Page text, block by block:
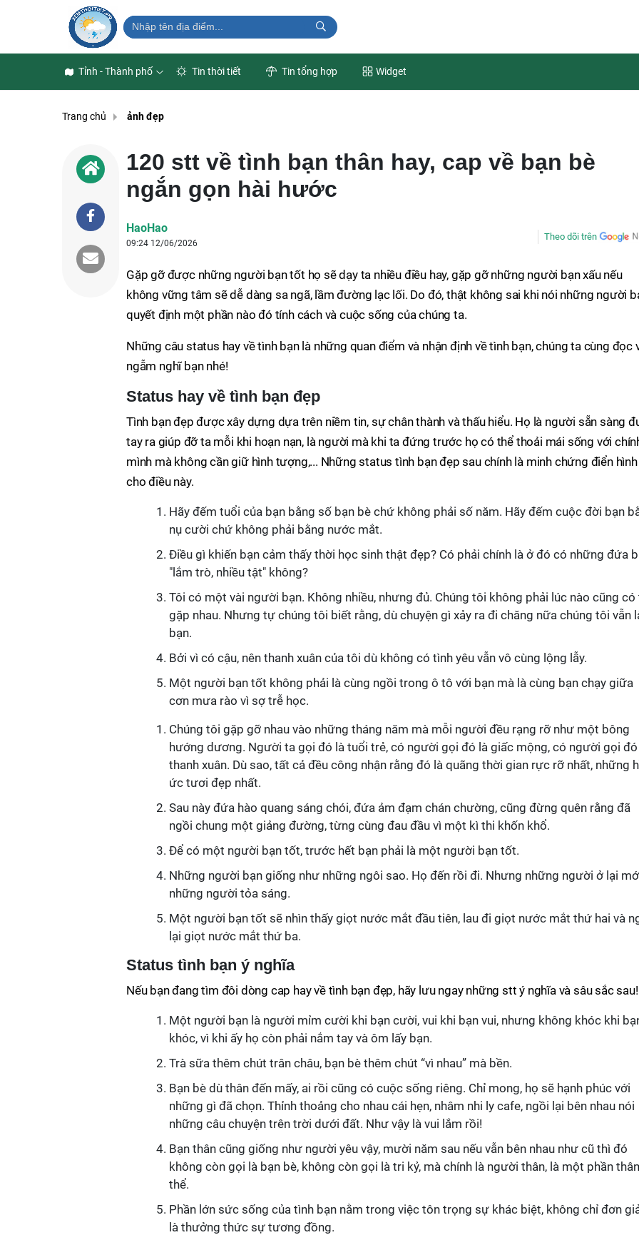
Tỉnh - Thành phố Tin thời tiết Tin tổng hợp Widget
Trang chủ ảnh đẹp
120 stt về tình bạn thân hay, cap về bạn bè
ngắn gọn hài hước
HaoHao
09:24 12/06/2026
Theo dõi trên
Gặp gỡ được những người bạn tốt họ sẽ dạy ta nhiều điều hay, gặp gỡ những người bạn xấu nếu
không vững tâm sẽ dễ dàng sa ngã, lầm đường lạc lối. Do đó, thật không sai khi nói những người
quyết định một phần nào đó tính cách và cuộc sống của chúng ta.
Những câu status hay về tình bạn là những quan điểm và nhận định về tình bạn, chúng ta cùng đọc
ngẫm nghĩ bạn nhé!
Status hay về tình bạn đẹp
Tình bạn đẹp được xây dựng dựa trên niềm tin, sự chân thành và thấu hiểu. Họ là người sẵn sàng
tay ra giúp đỡ ta mỗi khi hoạn nạn, là người mà khi ta đứng trước họ có thể thoải mái sống với
mình mà không cần giữ hình tượng,... Những status tình bạn đẹp sau chính là minh chứng điển hình
cho điều này.
Hãy đếm tuổi của bạn bằng số bạn bè chứ không phải số năm. Hãy đếm cuộc đời bạn
nụ cười chứ không phải bằng nước mắt.
Điều gì khiến bạn cảm thấy thời học sinh thật đẹp? Có phải chính là ở đó có những đứa
"lắm trò, nhiều tật" không?
Tôi có một vài người bạn. Không nhiều, nhưng đủ. Chúng tôi không phải lúc nào cũng có
gặp nhau. Nhưng tự chúng tôi biết rằng, dù chuyện gì xảy ra đi chăng nữa chúng tôi vẫn
bạn.
Bởi vì có cậu, nên thanh xuân của tôi dù không có tình yêu vẫn vô cùng lộng lẫy.
Một người bạn tốt không phải là cùng ngồi trong ô tô với bạn mà là cùng bạn chạy giữa
cơn mưa rào vì sợ trễ học.
Chúng tôi gặp gỡ nhau vào những tháng năm mà mỗi người đều rạng rỡ như một bông
hướng dương. Người ta gọi đó là tuổi trẻ, có người gọi đó là giấc mộng, có người gọi
thanh xuân. Dù sao, tất cả đều công nhận rằng đó là quãng thời gian rực rỡ nhất, những
ức tươi đẹp nhất.
Sau này đứa hào quang sáng chói, đứa ảm đạm chán chường, cũng đừng quên rằng đã
ngồi chung một giảng đường, từng cùng đau đầu vì một kì thi khốn khổ.
Để có một người bạn tốt, trước hết bạn phải là một người bạn tốt.
Những người bạn giống như những ngôi sao. Họ đến rồi đi. Nhưng những người ở lại
những người tỏa sáng.
Một người bạn tốt sẽ nhìn thấy giọt nước mắt đầu tiên, lau đi giọt nước mắt thứ hai và
lại giọt nước mắt thứ ba.
Status tình bạn ý nghĩa
Nếu bạn đang tìm đôi dòng cap hay về tình bạn đẹp, hãy lưu ngay những stt ý nghĩa và sâu sắc sau!
Một người bạn là người mỉm cười khi bạn cười, vui khi bạn vui, nhưng không khóc khi
khóc, vì khi ấy họ còn phải nắm tay và ôm lấy bạn.
Trà sữa thêm chút trân châu, bạn bè thêm chút “vì nhau” mà bền.
Bạn bè dù thân đến mấy, ai rồi cũng có cuộc sống riêng. Chỉ mong, họ sẽ hạnh phúc với
những gì đã chọn. Thỉnh thoảng cho nhau cái hẹn, nhâm nhi ly cafe, ngồi lại bên nhau nói
những câu chuyện trên trời dưới đất. Như vậy là vui lắm rồi!
Bạn thân cũng giống như người yêu vậy, mười năm sau nếu vẫn bên nhau như cũ thì đó
không còn gọi là bạn bè, không còn gọi là tri kỷ, mà chính là người thân, là một phần thân
thể.
Phần lớn sức sống của tình bạn nằm trong việc tôn trọng sự khác biệt, không chỉ đơn
là thưởng thức sự tương đồng.